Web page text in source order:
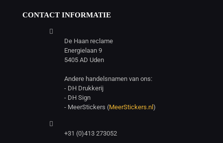
CONTACT INFORMATIE
De Haan reclame
Energielaan 9
5405 AD Uden
Andere handelsnamen van ons:
- DH Drukkerij
- DH Sign
- MeerStickers (MeerStickers.nl )
+31 (0)413 273052